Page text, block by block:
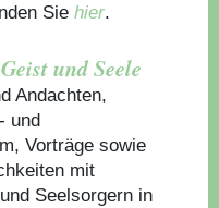
Sie hier.
und Seele
Andachten,
und
Vorträge sowie
mit
Seelsorgern in